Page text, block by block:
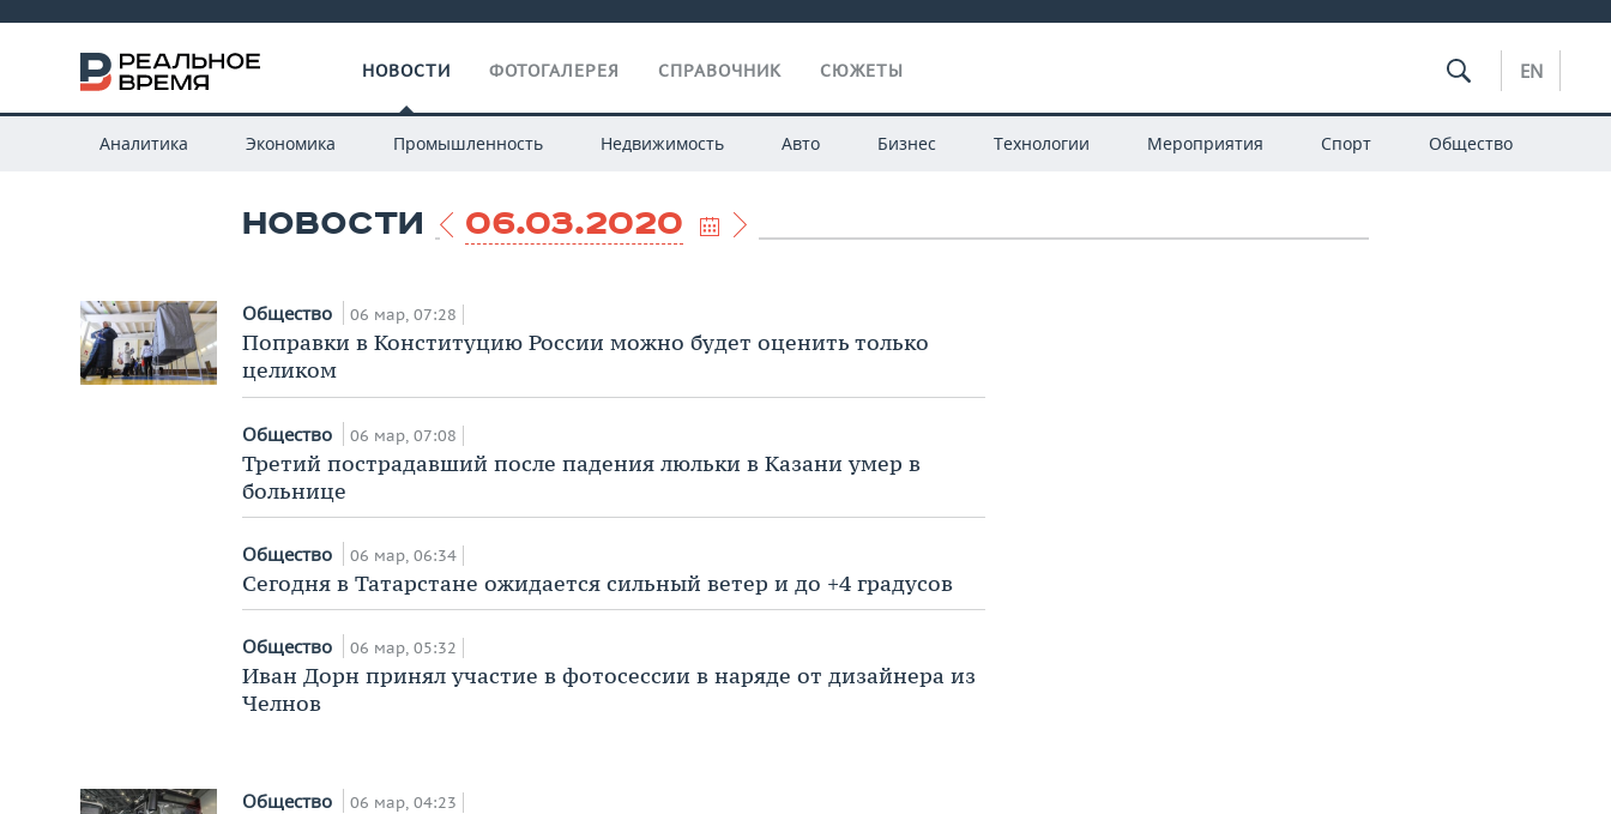
НОВОСТИ ФОТОГАЛЕРЕЯ СПРАВОЧНИК СЮЖЕТЫ EN
Аналитика Экономика Промышленность Недвижимость Авто Бизнес Технологии Мероприятия Спорт Общество
НОВОСТИ 06.03.2020
Общество 06 мар, 07:28
Поправки в Конституцию России можно будет оценить только
целиком
Общество 06 мар, 07:08
Третий пострадавший после падения люльки в Казани умер в
больнице
Общество 06 мар, 06:34
Сегодня в Татарстане ожидается сильный ветер и до +4 градусов
Общество 06 мар, 05:32
Иван Дорн принял участие в фотосессии в наряде от дизайнера из
Челнов
Общество 06 мар, 04:23